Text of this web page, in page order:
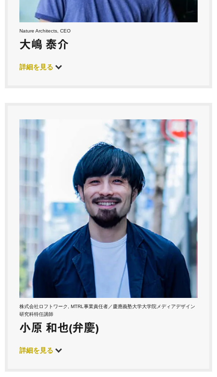
Nature Architects, CEO
大嶋 泰介
詳細を見る
株式会社ロフトワーク, MTRL事業責任者／慶應義塾大学大学院メディアデザイン
研究科特任講師
小原 和也(弁慶)
詳細を見る